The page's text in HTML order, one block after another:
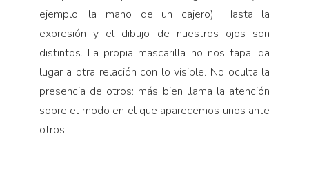
ejemplo, la mano de un cajero). Hasta la
expresión y el dibujo de nuestros ojos son
distintos. La propia mascarilla no nos tapa; da
lugar a otra relación con lo visible. No oculta la
presencia de otros: más bien llama la atención
sobre el modo en el que aparecemos unos ante
otros.